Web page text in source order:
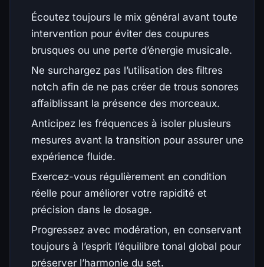
Écoutez toujours le mix général avant toute
intervention pour éviter des coupures
brusques ou une perte d’énergie musicale.
Ne surchargez pas l’utilisation des filtres
notch afin de ne pas créer de trous sonores
affaiblissant la présence des morceaux.
Anticipez les fréquences à isoler plusieurs
mesures avant la transition pour assurer une
expérience fluide.
Exercez-vous régulièrement en condition
réelle pour améliorer votre rapidité et
précision dans le dosage.
Progressez avec modération, en conservant
toujours à l’esprit l’équilibre tonal global pour
préserver l’harmonie du set.